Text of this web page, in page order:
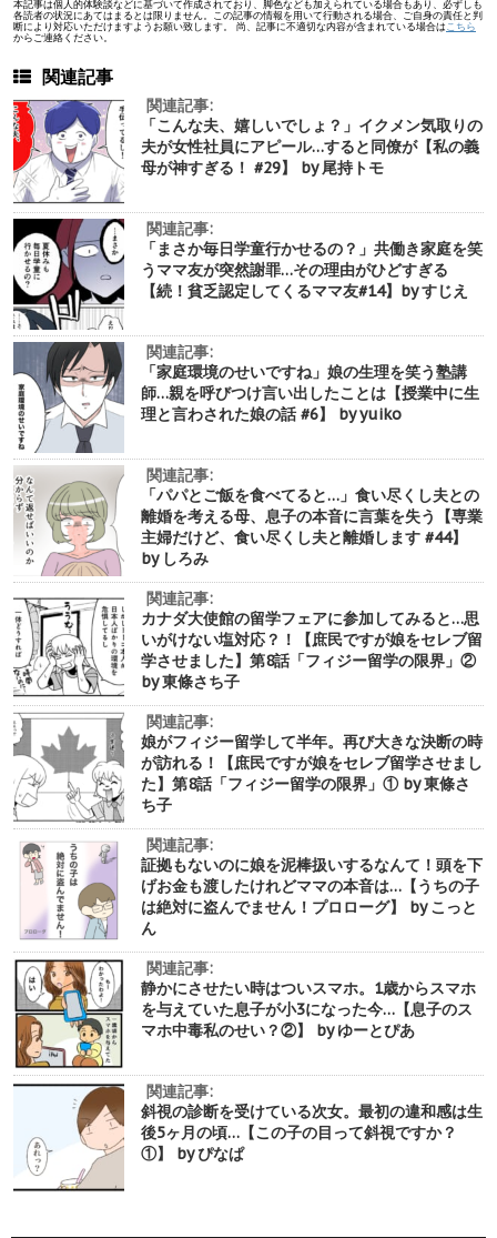
本記事は個人的体験談などに基づいて作成されており、脚色なども加えられている場合もあり、必ずしも
各読者の状況にあてはまるとは限りません。この記事の情報を用いて行動される場合、ご自身の責任と判
断により対応いただけますようお願い致します。 尚、記事に不適切な内容が含まれている場合はこちら
からご連絡ください。
関連記事
関連記事:
「こんな夫、嬉しいでしょ？」イクメン気取りの
夫が女性社員にアピール…すると同僚が【私の義
母が神すぎる！ #29】 by 尾持トモ
関連記事:
「まさか毎日学童行かせるの？」共働き家庭を笑
うママ友が突然謝罪…その理由がひどすぎる
【続！貧乏認定してくるママ友#14】by すじえ
関連記事:
「家庭環境のせいですね」娘の生理を笑う塾講
師…親を呼びつけ言い出したことは【授業中に生
理と言わされた娘の話 #6】 by yuiko
関連記事:
「パパとご飯を食べてると…」食い尽くし夫との
離婚を考える母、息子の本音に言葉を失う【専業
主婦だけど、食い尽くし夫と離婚します #44】
by しろみ
関連記事:
カナダ大使館の留学フェアに参加してみると…思
いがけない塩対応？！【庶民ですが娘をセレブ留
学させました】第8話「フィジー留学の限界」②
by 東條さち子
関連記事:
娘がフィジー留学して半年。再び大きな決断の時
が訪れる！【庶民ですが娘をセレブ留学させまし
た】第8話「フィジー留学の限界」① by 東條さ
ち子
関連記事:
証拠もないのに娘を泥棒扱いするなんて！頭を下
げお金も渡したけれどママの本音は…【うちの子
は絶対に盗んでません！プロローグ】 by こっと
ん
関連記事:
静かにさせたい時はついスマホ。1歳からスマホ
を与えていた息子が小3になった今…【息子のス
マホ中毒私のせい？②】 by ゆーとぴあ
関連記事:
斜視の診断を受けている次女。最初の違和感は生
後5ヶ月の頃…【この子の目って斜視ですか？
①】 by ぴなぱ